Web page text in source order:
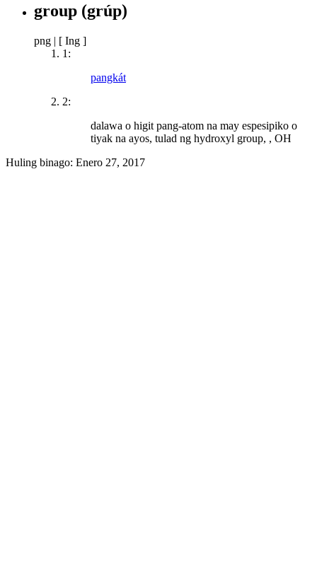
group (grúp)
png | [ Ing ]
1:
pangkát
2:
dalawa o higit pang-atom na may espesipiko o
tiyak na ayos, tulad ng hydroxyl group, , OH
Huling binago: Enero 27, 2017